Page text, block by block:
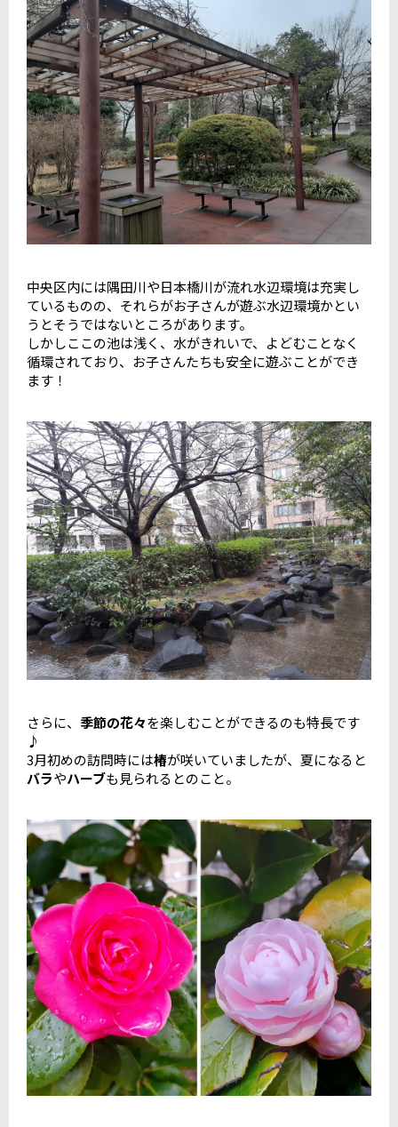
中央区内には隅田川や日本橋川が流れ水辺環境は充実し
ているものの、それらがお子さんが遊ぶ水辺環境かとい
うとそうではないところがあります。
しかしここの池は浅く、水がきれいで、よどむことなく
循環されており、お子さんたちも安全に遊ぶことができ
ます！
さらに、 季節の花々を楽しむことができるのも特長です
♪
3月初めの訪問時には椿が咲いていましたが、夏になると
バラやハーブも見られるとのこと。